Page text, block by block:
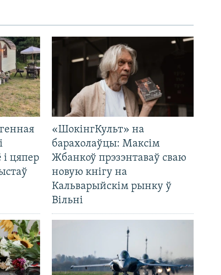
і цяпер
«ШокінгКульт» на
барахолаўцы: Максім
Жбанкоў прэзэнтаваў сваю
новую кнігу на
Кальварыйскім рынку ў
Вільні